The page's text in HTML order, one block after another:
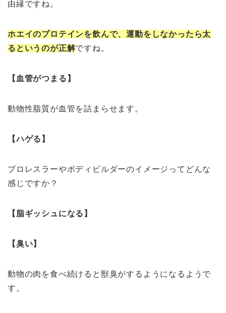
由縁ですね。
ホエイのプロテインを飲んで、運動をしなかったら太
るというのが正解ですね。
【血管がつまる】
動物性脂質が血管を詰まらせます。
【ハゲる】
プロレスラーやボディビルダーのイメージってどんな
感じですか？
【脂ギッシュになる】
【臭い】
動物の肉を食べ続けると獣臭がするようになるようで
す。